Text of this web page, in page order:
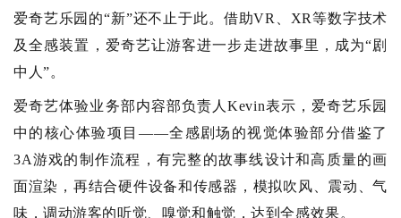
爱奇艺乐园的“新”还不止于此。借助VR、XR等数字技术
及全感装置，爱奇艺让游客进一步走进故事里，成为“剧
中人”。
爱奇艺体验业务部内容部负责人Kevin表示，爱奇艺乐园
中的核心体验项目——全感剧场的视觉体验部分借鉴了
3A游戏的制作流程，有完整的故事线设计和高质量的画
面渲染，再结合硬件设备和传感器，模拟吹风、震动、气
味，调动游客的听觉、嗅觉和触觉，达到全感效果。